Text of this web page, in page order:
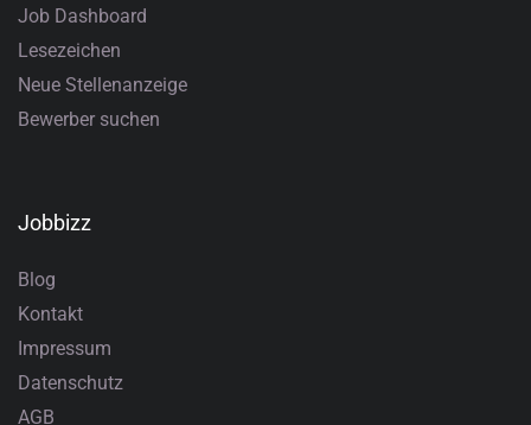
Job Dashboard
Lesezeichen
Neue Stellenanzeige
Bewerber suchen
Jobbizz
Blog
Kontakt
Impressum
Datenschutz
AGB